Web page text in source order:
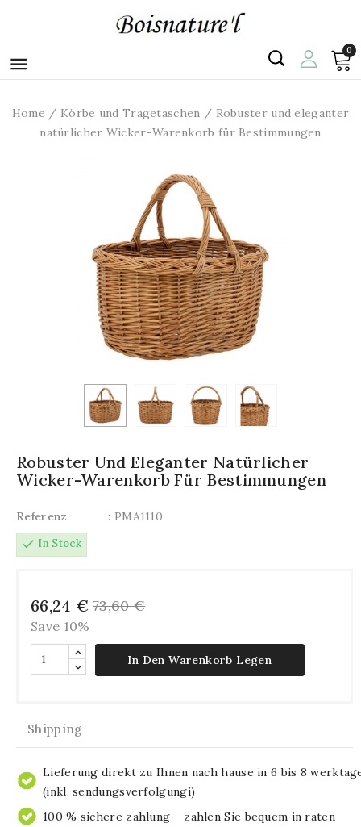

0
Home Körbe und Tragetaschen
Robuster und eleganter
natürlicher Wicker-Warenkorb für Bestimmungen
Robuster Und Eleganter Natürlicher
Wicker-Warenkorb Für Bestimmungen
Referenz
: PMA1110
check In Stock
66,24 € 73,60 €
Save 10%
In Den Warenkorb Legen
Shipping
Lieferung direkt zu Ihnen nach hause in 6 bis 8
(inkl. sendungsverfolgungi)
100 % sichere zahlung – zahlen Sie bequem in raten